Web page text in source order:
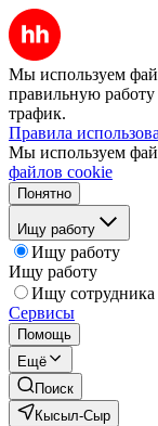
Мы используем
правильную работу
трафик.
Правила
Мы используем
файлов cookie
Понятно
Ищу работу
Ищу работу
Ищу работу
Ищу сотрудника
Сервисы
Помощь
Ещё
Поиск
Кысыл-Сыр